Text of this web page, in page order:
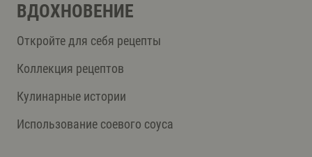
ВДОХНОВЕНИЕ
Откройте для себя рецепты
Коллекция рецептов
Кулинарные истории
Использование соевого соуса